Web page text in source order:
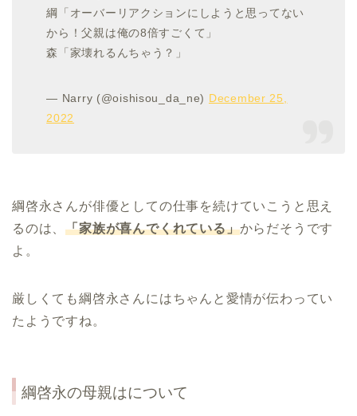
綱「オーバーリアクションにしようと思ってない
から！父親は俺の8倍すごくて」
森「家壊れるんちゃう？」
— Narry (@oishisou_da_ne) December 25,
2022
綱啓永さんが俳優としての仕事を続けていこうと思え
るのは、「家族が喜んでくれている」からだそうです
よ。
厳しくても綱啓永さんにはちゃんと愛情が伝わってい
たようですね。
綱啓永の母親はについて